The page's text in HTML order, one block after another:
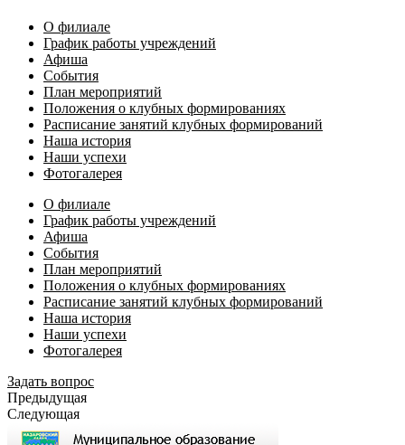
О филиале
График работы учреждений
Афиша
События
План мероприятий
Положения о клубных формированиях
Расписание занятий клубных формирований
Наша история
Наши успехи
Фотогалерея
О филиале
График работы учреждений
Афиша
События
План мероприятий
Положения о клубных формированиях
Расписание занятий клубных формирований
Наша история
Наши успехи
Фотогалерея
Задать вопрос
Предыдущая
Следующая